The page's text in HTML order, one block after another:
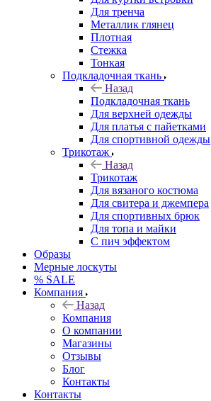
Для тренча
Металлик глянец
Плотная
Стежка
Тонкая
Подкладочная ткань
Назад
Подкладочная ткань
Для верхней одежды
Для платья с пайетками
Для спортивной одежды
Трикотаж
Назад
Трикотаж
Для вязаного костюма
Для свитера и джемпера
Для спортивных брюк
Для топа и майки
С пич эффектом
Образы
Мерные лоскуты
% SALE
Компания
Назад
Компания
О компании
Магазины
Отзывы
Блог
Контакты
Контакты